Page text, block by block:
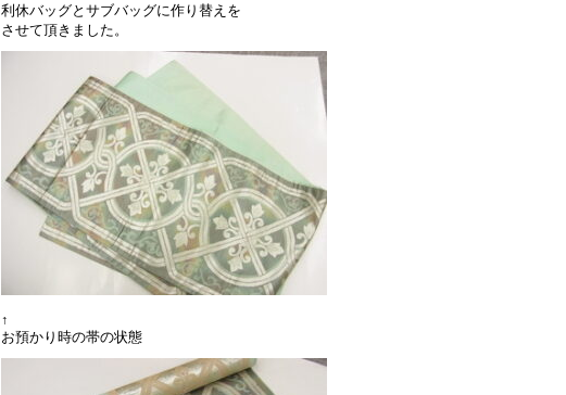
利休バッグとサブバッグに作り替えを
させて頂きました。
↑
お預かり時の帯の状態